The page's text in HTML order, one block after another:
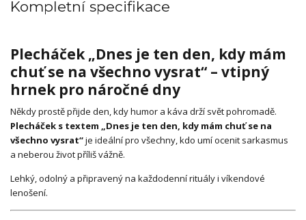
Kompletní specifikace
Plecháček „Dnes je ten den, kdy mám
chuť se na všechno vysrat“ – vtipný
hrnek pro náročné dny
Někdy prostě přijde den, kdy humor a káva drží svět pohromadě.
Plecháček s textem „Dnes je ten den, kdy mám chuť se na
všechno vysrat“je ideální pro všechny, kdo umí ocenit sarkasmus
a neberou život příliš vážně.
Lehký, odolný a připravený na každodenní rituály i víkendové
lenošení.